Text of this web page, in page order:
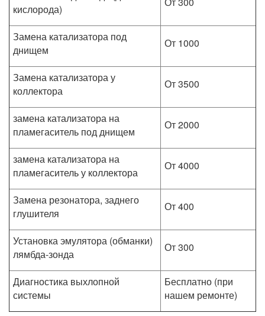
кислорода)
Замена катализатора под
днищем
От 1000
Замена катализатора у
коллектора
От 3500
замена катализатора на
пламегаситель под днищем
От 2000
замена катализатора на
пламегаситель у коллектора
От 4000
Замена резонатора, заднего
глушителя
От 400
Установка эмулятора (обманки)
лямбда-зонда
От 300
Диагностика выхлопной
системы
Бесплатно (при
нашем ремонте)